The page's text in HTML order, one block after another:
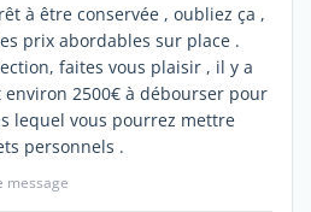
à être conservée , oubliez ça ,
prix abordables sur place .
faites vous plaisir , il y a
2500€ à débourser pour
lequel vous pourrez mettre
personnels .
message